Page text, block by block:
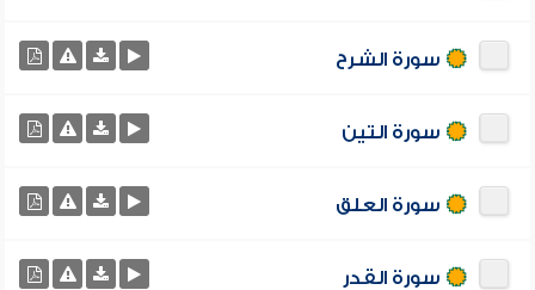
سورة الشرح
سورة التين
سورة العلق
سورة القدر